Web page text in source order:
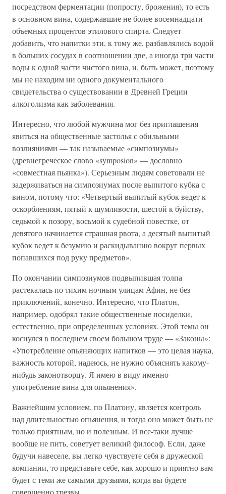
посредством ферментации (попросту, брожения), то есть
в основном вина, содержавшие не более восемнадцати
объемных процентов этилового спирта. Следует
добавить, что напитки эти, к тому же, разбавлялись водой
в больших сосудах в соотношении две, а иногда три части
воды к одной части чистого вина, и, быть может, поэтому
мы не находим ни одного документального
свидетельства о существовании в Древней Греции
алкоголизма как заболевания.
Интересно, что любой мужчина мог без приглашения
явиться на общественные застолья с обильными
возлияниями — так называемые «симпозиумы»
(древнегреческое слово «symposion» — дословно
«совместная пьянка»). Серьезным людям советовали не
задерживаться на симпозиумах после выпитого кубка с
вином, потому что: «Четвертый выпитый кубок ведет к
оскорблениям, пятый к шумливости, шестой к буйству,
седьмой к позору, восьмой к судебной повестке, от
девятого начинается страшная рвота, а десятый выпитый
кубок ведет к безумию и раскидыванию вокруг первых
попавшихся под руку предметов».
По окончании симпозиумов подвыпившая толпа
растекалась по тихим ночным улицам Афин, не без
приключений, конечно. Интересно, что Платон,
например, одобрял такие общественные посиделки,
естественно, при определенных условиях. Этой темы он
коснулся в последнем своем большом труде — «Законы»:
«Употребление опьяняющих напитков — это целая наука,
важность которой, надеюсь, не нужно объяснять какому-
нибудь законотворцу. Я имею в виду именно
употребление вина для опьянения».
Важнейшим условием, по Платону, является контроль
над длительностью опьянения, и тогда оно может быть не
только приятным, но и полезным. И все-таки лучше
вообще не пить, советует великий философ. Если, даже
будучи навеселе, вы легко чувствуете себя в дружеской
компании, то представьте себе, как хорошо и приятно вам
будет с теми же самыми друзьями, когда вы будете
совершенно трезвы.